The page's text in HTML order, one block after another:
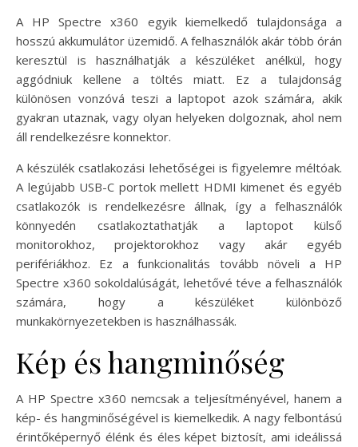
A HP Spectre x360 egyik kiemelkedő tulajdonsága a
hosszú akkumulátor üzemidő. A felhasználók akár több órán
keresztül is használhatják a készüléket anélkül, hogy
aggódniuk kellene a töltés miatt. Ez a tulajdonság
különösen vonzóvá teszi a laptopot azok számára, akik
gyakran utaznak, vagy olyan helyeken dolgoznak, ahol nem
áll rendelkezésre konnektor.
A készülék csatlakozási lehetőségei is figyelemre méltóak.
A legújabb USB-C portok mellett HDMI kimenet és egyéb
csatlakozók is rendelkezésre állnak, így a felhasználók
könnyedén csatlakoztathatják a laptopot külső
monitorokhoz, projektorokhoz vagy akár egyéb
perifériákhoz. Ez a funkcionalitás tovább növeli a HP
Spectre x360 sokoldalúságát, lehetővé téve a felhasználók
számára, hogy a készüléket különböző
munkakörnyezetekben is használhassák.
Kép és hangminőség
A HP Spectre x360 nemcsak a teljesítményével, hanem a
kép- és hangminőségével is kiemelkedik. A nagy felbontású
érintőképernyő élénk és éles képet biztosít, ami ideálissá